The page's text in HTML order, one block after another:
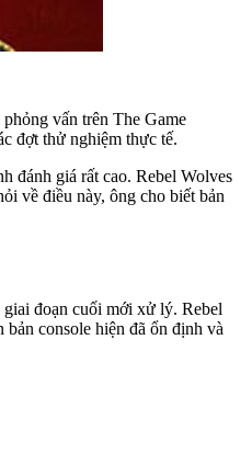
vấn trên The Game
đợt thử nghiệm thực tế.
đánh giá rất cao. Rebel Wolves
về điều này, ông cho biết bản
đoạn cuối mới xử lý. Rebel
console hiện đã ổn định và